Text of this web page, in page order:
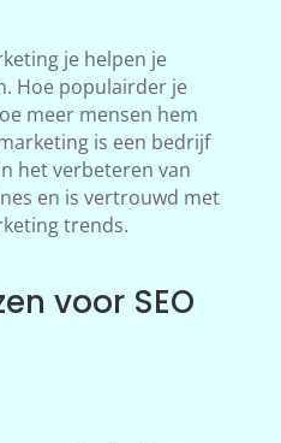
je helpen je
Hoe populairder je
meer mensen hem
is een bedrijf
het verbeteren van
en is vertrouwd met
trends.
voor SEO